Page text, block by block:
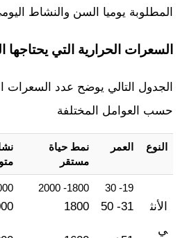
المطلوبة يوميا السن والنشاط
السعرات الحرارية التي
الجدول التالي يوضح عدد السعرات
حسب العوامل المختلفة
النوع العمر
نمط حياة
مستقر
الأنث
ي
19- 30
31- 50
1800- 2000
1800
2200